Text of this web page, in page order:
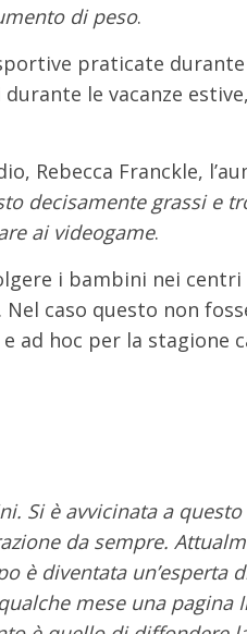
di peso.
praticate durante
le vacanze
Rebecca Franckle,
decisamente grassi e
ai videogame.
i bambini nei
caso questo non
ad hoc per la stagione
Si è avvicinata a
da sempre.
è diventata un’esperta
mese una pagina